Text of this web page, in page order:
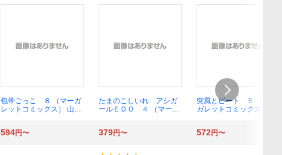
包帯ごっこ ８ （マーガ
レットコミックス） 山形
たまのこしいれ アシガ
ールＥＤＯ ４ （マーガ
突風とビート ５ （マー
ガレットコミックス） 椎
594円〜 379円〜 572円〜